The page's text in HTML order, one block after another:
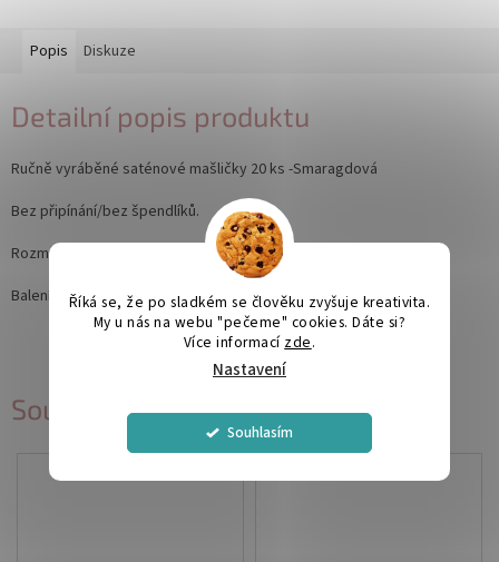
Říká se, že po sladkém se člověku zvyšuje kreativita.
My u nás na webu "pečeme" cookies. Dáte si?
Více informací zde.
Nastavení
Souhlasím
Související produkty
Popis Diskuze
Detailní popis produktu
Ručně vyráběné saténové mašličky 20 ks -Smaragdová
Bez připínání/bez špendlíků.
Rozměr: 4x4 cm
Balení: 20 ks